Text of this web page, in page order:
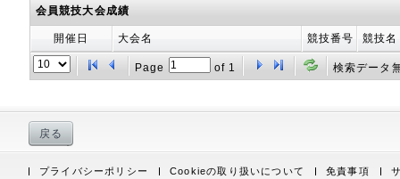
会員競技大会成績
開催日 大会名 競技番号 競技名
Page of1 検索データ
戻る
プライバシーポリシー Cookieの取り扱いについて 免責事項